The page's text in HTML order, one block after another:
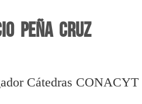
Peña Cruz
Cátedras CONACYT